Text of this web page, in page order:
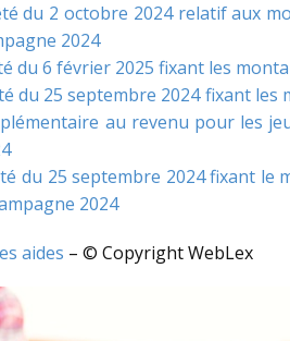
du 2 octobre 2024 relatif aux
2024
du 6 février 2025 fixant les
du 25 septembre 2024 fixant
au revenu pour les
du 25 septembre 2024 fixant
2024
aides – © Copyright WebLex